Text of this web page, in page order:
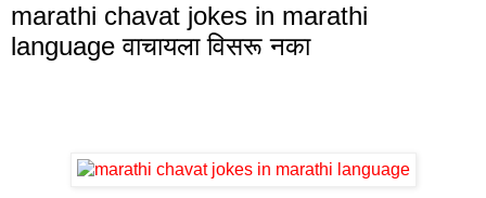
marathi chavat jokes in marathi
language वाचायला विसरू नका